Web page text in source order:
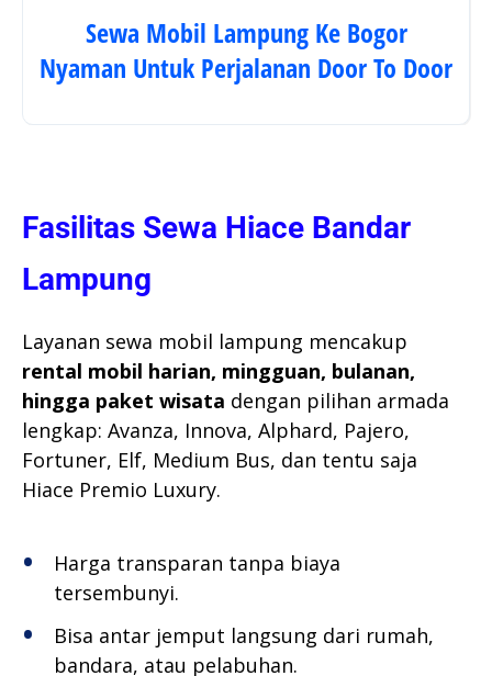
Sewa Mobil Lampung Ke Bogor
Nyaman Untuk Perjalanan Door To Door
Fasilitas Sewa Hiace Bandar
Lampung
Layanan sewa mobil lampung mencakup
rental mobil harian, mingguan, bulanan,
hingga paket wisata dengan pilihan armada
lengkap: Avanza, Innova, Alphard, Pajero,
Fortuner, Elf, Medium Bus, dan tentu saja
Hiace Premio Luxury.
Harga transparan tanpa biaya
tersembunyi.
Bisa antar jemput langsung dari rumah,
bandara, atau pelabuhan.